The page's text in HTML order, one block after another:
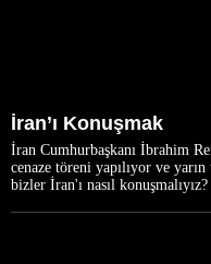
İran’ı Konuşmak
İran Cumhurbaşkanı İbrahim
cenaze töreni yapılıyor ve
bizler İran'ı nasıl konuşmalıyız?